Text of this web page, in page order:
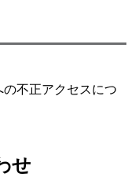
の不正アクセスにつ
せ